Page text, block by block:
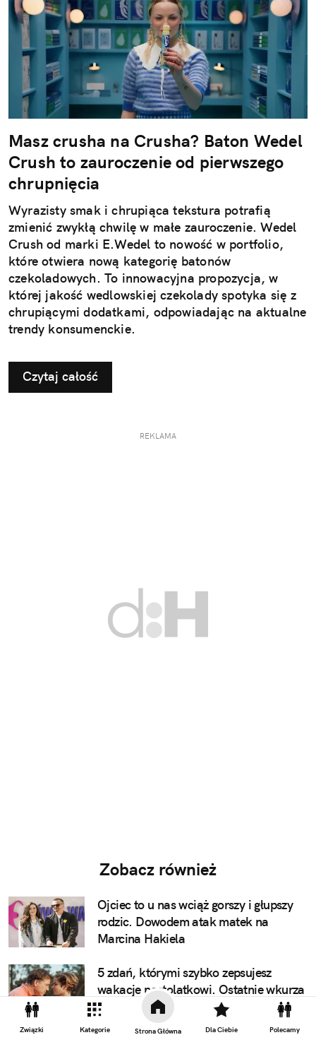
Związki Kategorie Strona Główna Dla Ciebie Polecamy
Masz crusha na Crusha? Baton Wedel
Crush to zauroczenie od pierwszego
chrupnięcia
Wyrazisty smak i chrupiąca tekstura potrafią
zmienić zwykłą chwilę w małe zauroczenie. Wedel
Crush od marki E.Wedel to nowość w portfolio,
które otwiera nową kategorię batonów
czekoladowych. To innowacyjna propozycja, w
której jakość wedlowskiej czekolady spotyka się z
chrupiącymi dodatkami, odpowiadając na aktualne
trendy konsumenckie.
Czytaj całość
REKLAMA
Zobacz również
Ojciec to u nas wciąż gorszy i głupszy
rodzic. Dowodem atak matek na
Marcina Hakiela
5 zdań, którymi szybko zepsujesz
wakacje nastolatkowi. Ostatnie wkurza
najbardziej